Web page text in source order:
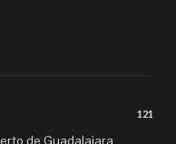
121
de Guadalajara